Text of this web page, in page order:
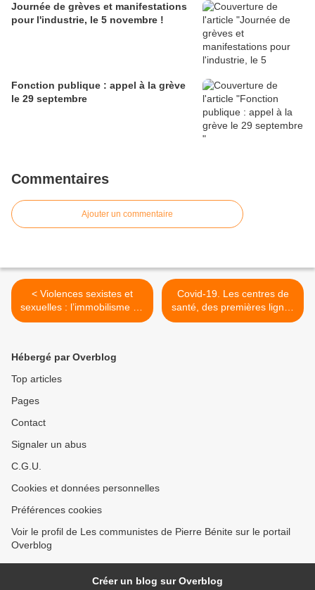
Journée de grèves et manifestations
pour l'industrie, le 5 novembre !
Fonction publique : appel à la grève
le 29 septembre
Commentaires
Ajouter un commentaire
< Violences sexistes et
sexuelles : l’immobilisme ne
peut plus durer
Covid-19. Les centres de
santé, des premières lignes
abandonnées par Marie
Hébergé par Overblog
Top articles
Pages
Contact
Signaler un abus
C.G.U.
Cookies et données personnelles
Préférences cookies
Voir le profil de Les communistes de Pierre Bénite sur le portail
Overblog
Créer un blog sur Overblog